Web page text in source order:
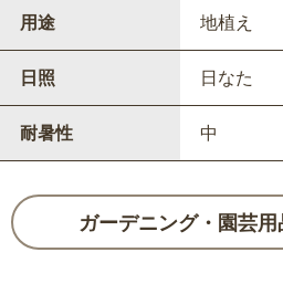
用途 地植え
日照 日なた
耐暑性 中
ガーデニング・園芸